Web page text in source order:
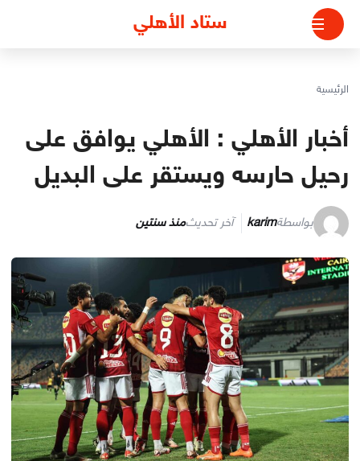
التجاوز
المحتوى
ستاد الأهلي
الرئيسية
أخبار الأهلي : الأهلي يوافق على
رحيل حارسه ويستقر على البديل
بواسطةkarim آخر تحديثمنذ سنتين